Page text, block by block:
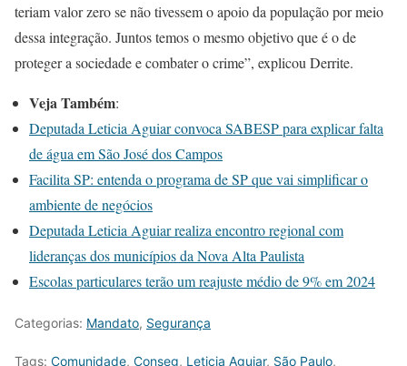
teriam valor zero se não tivessem o apoio da população por meio
dessa integração. Juntos temos o mesmo objetivo que é o de
proteger a sociedade e combater o crime”, explicou Derrite.
Veja Também:
Deputada Leticia Aguiar convoca SABESP para explicar falta
de água em São José dos Campos
Facilita SP: entenda o programa de SP que vai simplificar o
ambiente de negócios
Deputada Leticia Aguiar realiza encontro regional com
lideranças dos municípios da Nova Alta Paulista
Escolas particulares terão um reajuste médio de 9% em 2024
Categorias: Mandato, Segurança
Tags: Comunidade, Conseg, Leticia Aguiar, São Paulo,